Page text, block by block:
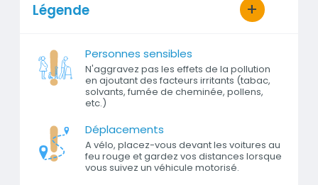
Légende
Personnes sensibles
N'aggravez pas les effets de la pollution
en ajoutant des facteurs irritants (tabac,
solvants, fumée de cheminée, pollens,
etc.)
Déplacements
A vélo, placez-vous devant les voitures au
feu rouge et gardez vos distances lorsque
vous suivez un véhicule motorisé.